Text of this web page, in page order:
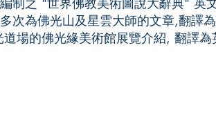
次為佛光山及星雲大師的文章,翻譯
場的佛光緣美術館展覽介紹, 翻譯